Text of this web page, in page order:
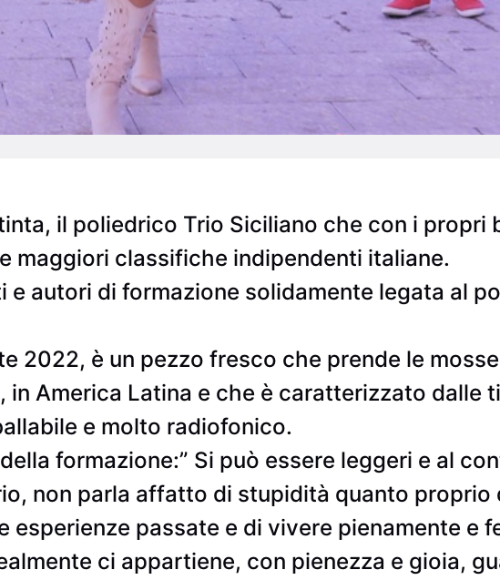
il poliedrico Trio Siciliano che con i propri
maggiori classifiche indipendenti italiane.
autori di formazione solidamente legata al
2022, è un pezzo fresco che prende le mosse
in America Latina e che è caratterizzato dalle
e molto radiofonico.
formazione:” Si può essere leggeri e al
non parla affatto di stupidità quanto proprio
esperienze passate e di vivere pienamente e
ci appartiene, con pienezza e gioia,